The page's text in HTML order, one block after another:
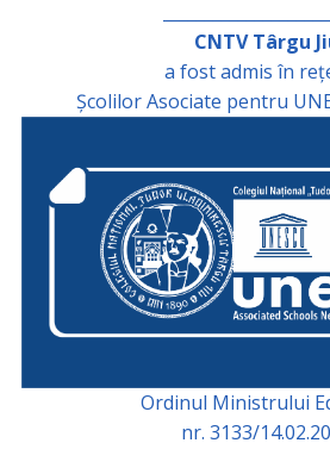
CNTV Târgu
a fost admis în
Școlilor Asociate pentru
Ordinul Ministrului
nr. 3133/